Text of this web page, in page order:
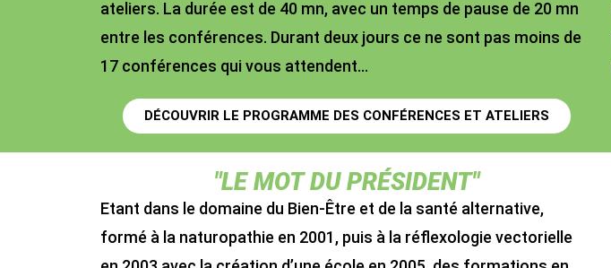
ateliers. La durée est de 40 mn, avec un temps de pause de 20 mn
entre les conférences. Durant deux jours ce ne sont pas moins de
17 conférences qui vous attendent…
DÉCOUVRIR LE PROGRAMME DES CONFÉRENCES ET ATELIERS
"LE MOT DU PRÉSIDENT"
Etant dans le domaine du Bien-Être et de la santé alternative,
formé à la naturopathie en 2001, puis à la réflexologie vectorielle